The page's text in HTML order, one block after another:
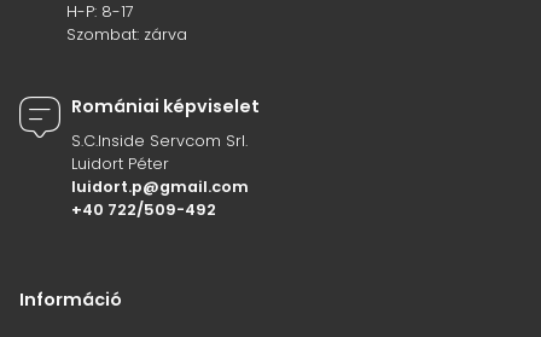
H-P: 8-17
Szombat: zárva
Romániai képviselet
S.C.Inside Servcom Srl.
Luidort Péter
luidort.p@gmail.com
+40 722/509-492
Információ